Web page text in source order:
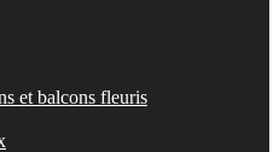
et balcons fleuris